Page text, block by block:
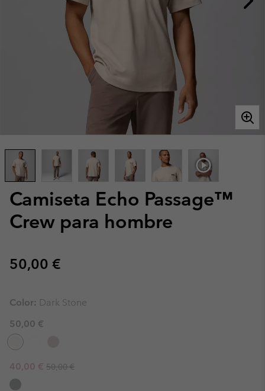
Camiseta Echo Passage™
Crew para hombre
Regular price:
50,00 €
Color: Dark Stone
50,00 €
Sale price:
40,00 € Regular price:
50,00 €